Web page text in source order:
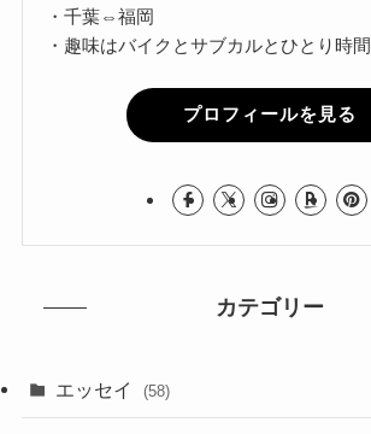
・千葉⇔福岡
・趣味はバイクとサブカルとひとり時間
プロフィールを見る
カテゴリー
エッセイ (58)